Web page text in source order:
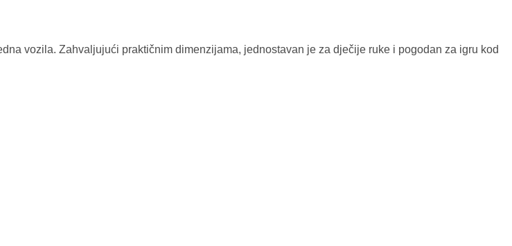
vozila. Zahvaljujući praktičnim dimenzijama, jednostavan je za dječije ruke i pogodan za igru kod